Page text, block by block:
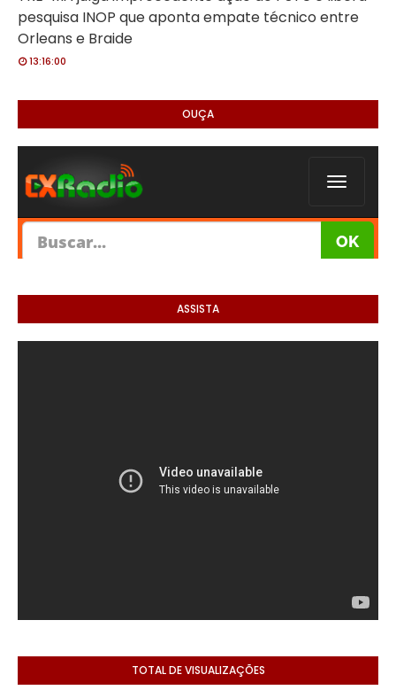
pesquisa INOP que aponta empate técnico entre
Orleans e Braide
13:16:00
OUÇA
ASSISTA
TOTAL DE VISUALIZAÇÕES